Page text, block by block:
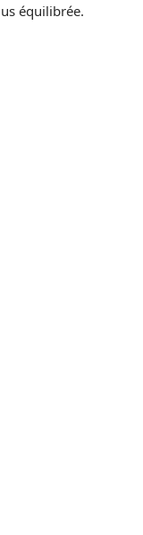
équilibrée.